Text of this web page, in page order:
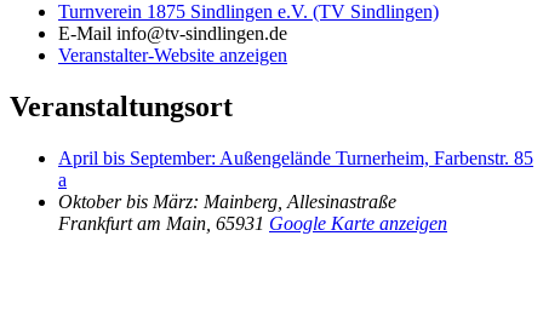
Turnverein 1875 Sindlingen e.V. (TV Sindlingen)
E-Mail info@tv-sindlingen.de
Veranstalter-Website anzeigen
Veranstaltungsort
April bis September: Außengelände Turnerheim, Farbenstr. 85
a
Oktober bis März: Mainberg, Allesinastraße
Frankfurt am Main 65931 Google Karte anzeigen